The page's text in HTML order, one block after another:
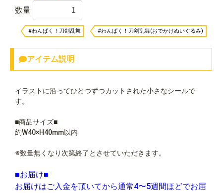
数量
#わんぱく！刀剣乱舞 #わんぱく！刀剣乱舞(おでかけぬいぐるみ)
アイテム説明
イラストに沿ってひとつずつカットされた小さなシールで
す。
■商品サイズ■
約W40×H40mm以内
※数量無くなり次第終了とさせていただきます。
■お届け■
お届けはご入金を頂いてから通常4〜5週間ほどでお届